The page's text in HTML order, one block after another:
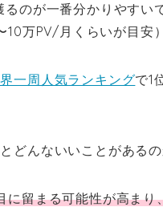
るのが一番分かりやすい
10万PV/月くらいが目安）
一周人気ランキングで1
どんないいことがあるの
に留まる可能性が高まり